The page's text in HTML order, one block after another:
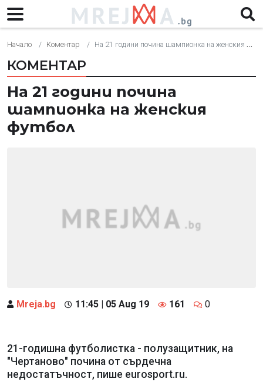
Начало Коментар На 21 години почина шампионка на женския футбол
КОМЕНТАР
На 21 години почина
шампионка на женския
футбол
Mreja.bg 11:45 | 05 Aug 19 161 0
21-годишна футболистка - полузащитник, на
"Чертаново" почина от сърдечна
недостатъчност, пише eurosport.ru.